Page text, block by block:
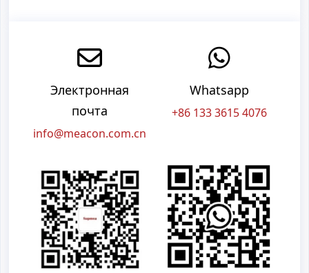
Электронная
почта
info@meacon.com.cn
Whatsapp
+86 133 3615 4076